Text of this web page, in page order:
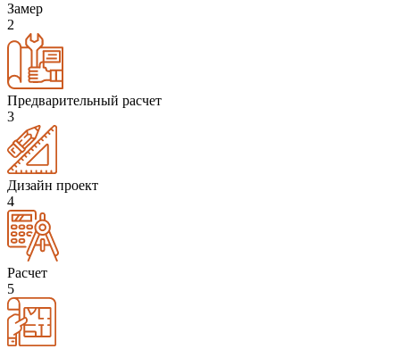
Замер
2
Предварительный расчет
3
Дизайн проект
4
Расчет
5